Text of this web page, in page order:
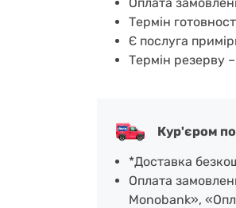
Термін
Є послуга
Термін резерву –
Кур'єром
*Доставка
Оплата
Monobank»,